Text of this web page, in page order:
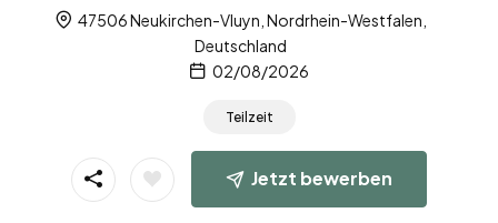
47506 Neukirchen-Vluyn, Nordrhein-Westfalen,
Deutschland
02/08/2026
Teilzeit
Jetzt bewerben